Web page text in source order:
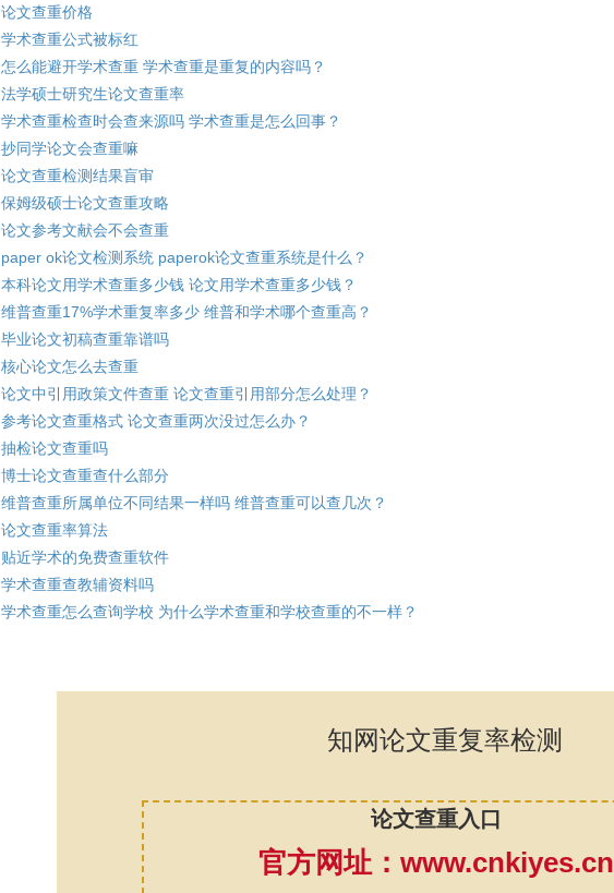
论文查重价格
学术查重公式被标红
怎么能避开学术查重 学术查重是重复的内容吗？
法学硕士研究生论文查重率
学术查重检查时会查来源吗 学术查重是怎么回事？
抄同学论文会查重嘛
论文查重检测结果盲审
保姆级硕士论文查重攻略
论文参考文献会不会查重
paper ok论文检测系统 paperok论文查重系统是什么？
本科论文用学术查重多少钱 论文用学术查重多少钱？
维普查重17%学术重复率多少 维普和学术哪个查重高？
毕业论文初稿查重靠谱吗
核心论文怎么去查重
论文中引用政策文件查重 论文查重引用部分怎么处理？
参考论文查重格式 论文查重两次没过怎么办？
抽检论文查重吗
博士论文查重查什么部分
维普查重所属单位不同结果一样吗 维普查重可以查几次？
论文查重率算法
贴近学术的免费查重软件
学术查重查教辅资料吗
学术查重怎么查询学校 为什么学术查重和学校查重的不一样？
知网论文重复率检测
论文查重入口
官方网址：www.cnkiyes.cn